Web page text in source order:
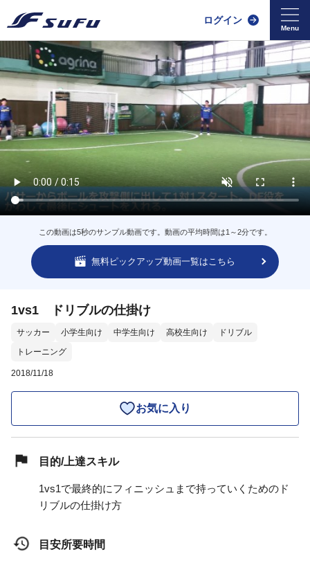
ログイン
この動画は5秒のサンプル動画です。動画の平均時間は1～2分です。
無料ピックアップ動画一覧はこちら
1vs1 ドリブルの仕掛け
サッカー 小学生向け 中学生向け 高校生向け
ドリブル
トレーニング
2018/11/18
お気に入り
目的/上達スキル
1vs1で最終的にフィニッシュまで持っていくためのド
リブルの仕掛け方
目安所要時間